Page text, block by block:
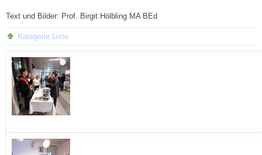
Text und Bilder: Prof. Birgit Hölbling MA BEd
Kategorie Liste